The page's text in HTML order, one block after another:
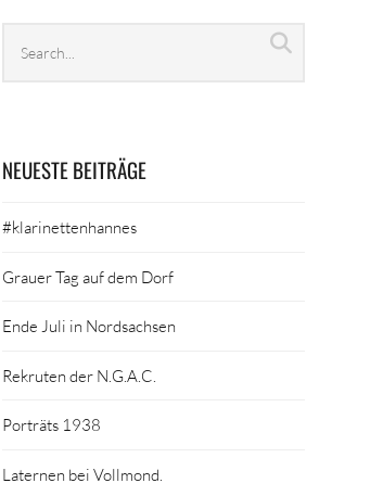
archives
NEUESTE BEITRÄGE
#klarinettenhannes
Grauer Tag auf dem Dorf
Ende Juli in Nordsachsen
Rekruten der N.G.A.C.
Porträts 1938
Laternen bei Vollmond.